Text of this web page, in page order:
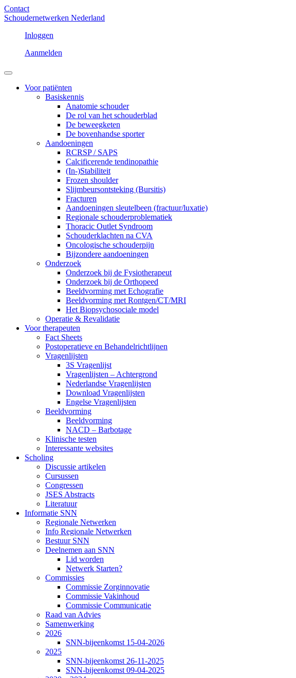
Contact
Schoudernetwerken Nederland
Inloggen
Aanmelden
Voor patiënten
Basiskennis
Anatomie schouder
De rol van het schouderblad
De beweegketen
De bovenhandse sporter
Aandoeningen
RCRSP / SAPS
Calcificerende tendinopathie
(In-)Stabiliteit
Frozen shoulder
Slijmbeursontsteking (Bursitis)
Fracturen
Aandoeningen sleutelbeen (fractuur/luxatie)
Regionale schouderproblematiek
Thoracic Outlet Syndroom
Schouderklachten na CVA
Oncologische schouderpijn
Bijzondere aandoeningen
Onderzoek
Onderzoek bij de Fysiotherapeut
Onderzoek bij de Orthopeed
Beeldvorming met Echografie
Beeldvorming met Rontgen/CT/MRI
Het Biopsychosociale model
Operatie & Revalidatie
Voor therapeuten
Fact Sheets
Postoperatieve en Behandelrichtlijnen
Vragenlijsten
3S Vragenlijst
Vragenlijsten – Achtergrond
Nederlandse Vragenlijsten
Download Vragenlijsten
Engelse Vragenlijsten
Beeldvorming
Beeldvorming
NACD – Barbotage
Klinische testen
Interessante websites
Scholing
Discussie artikelen
Cursussen
Congressen
JSES Abstracts
Literatuur
Informatie SNN
Regionale Netwerken
Info Regionale Netwerken
Bestuur SNN
Deelnemen aan SNN
Lid worden
Netwerk Starten?
Commissies
Commissie Zorginnovatie
Commissie Vakinhoud
Commissie Communicatie
Raad van Advies
Samenwerking
2026
SNN-bijeenkomst 15-04-2026
2025
SNN-bijeenkomst 26-11-2025
SNN-bijeenkomst 09-04-2025